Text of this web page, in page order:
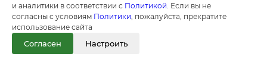
и аналитики в соответствии с Политикой . Если вы не
согласны с условиям Политики , пожалуйста, прекратите
использование сайта
Согласен Настроить